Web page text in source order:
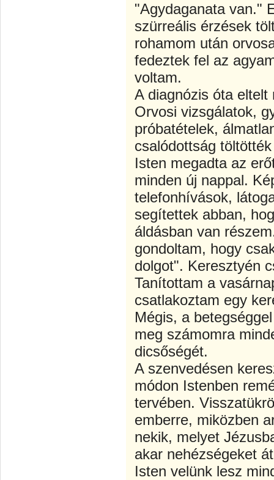
"Agydaganata van."
szürreális érzések
rohamom után
fedeztek fel az
voltam.
A diagnózis óta
Orvosi vizsgálatok,
próbatételek,
csalódottság
Isten megadta az
minden új nappal.
telefonhívások,
segítettek abban,
áldásban van
gondoltam, hogy
dolgot". Keresztyén
Tanítottam a
csatlakoztam egy
Mégis, a
meg számomra
dicsőségét.
A szenvedésen
módon Istenben
tervében.
emberre, miközben
nekik, melyet
akar nehézségeket
Isten velünk lesz